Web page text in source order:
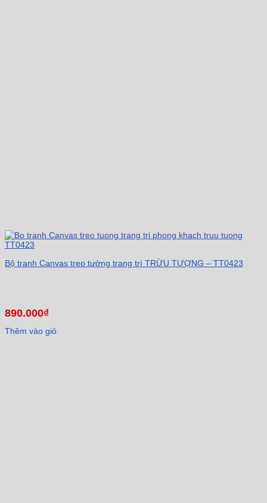
Bộ tranh Canvas treo tường trang trí TRỪU TƯỢNG – TT0423
890.000₫
Thêm vào giỏ